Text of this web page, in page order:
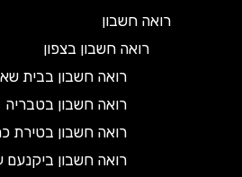
רואה חשבון
רואה חשבון בצפון
רואה חשבון בבית שאן
רואה חשבון בטבריה
רואה חשבון בטירת כרמל
רואה חשבון ביקנעם עילית